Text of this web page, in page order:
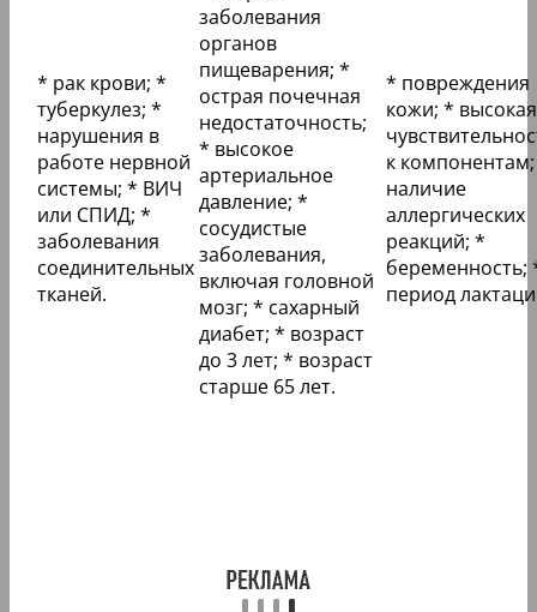
* рак крови; *
туберкулез; *
нарушения в
работе нервной
системы; * ВИЧ
или СПИД; *
заболевания
соединительных
тканей.
заболевания
органов
пищеварения; *
острая почечная
недостаточность;
* высокое
артериальное
давление; *
сосудистые
заболевания,
включая головной
мозг; * сахарный
диабет; * возраст
до 3 лет; * возраст
старше 65 лет.
* повреждения
кожи; * высокая
к
наличие
аллергических
реакций; *
беременность;
период